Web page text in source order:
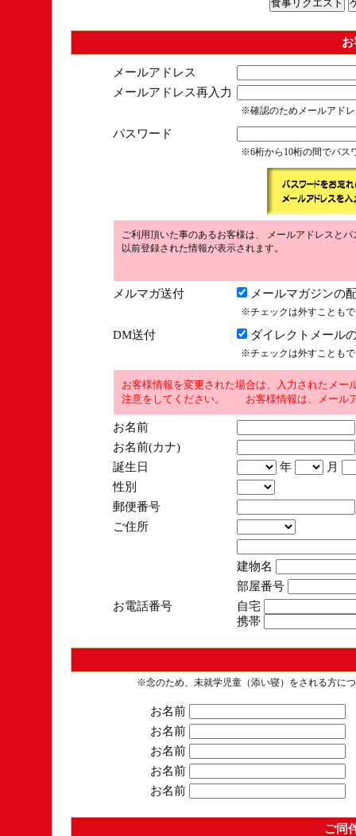
メールアドレス
メールアドレス再入力
※確認のためメールアド
パスワード
※6桁から10桁の間でパス
ご利用頂いた事のあるお客様は、 メールアドレスと
以前登録された情報が表示されます。
メルマガ送付 メールマガジンの
※チェックは外すことも
DM送付 ダイレクトメール
※チェックは外すことも
お客様情報を変更された場合は、入力されたメ
注意をしてください。 お客様情報は、メール
お名前
お名前(カナ)
誕生日
年
月
性別
郵便番号
ご住所
建物名
部屋番号
お電話番号
自宅
携帯
※念のため、未就学児童（添い寝）をされる方に
お名前
お名前
お名前
お名前
お名前
ご同